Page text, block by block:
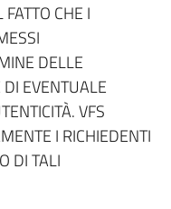
CHE I
DELLE
EVENTUALE
VFS
I RICHIEDENTI
DI TALI